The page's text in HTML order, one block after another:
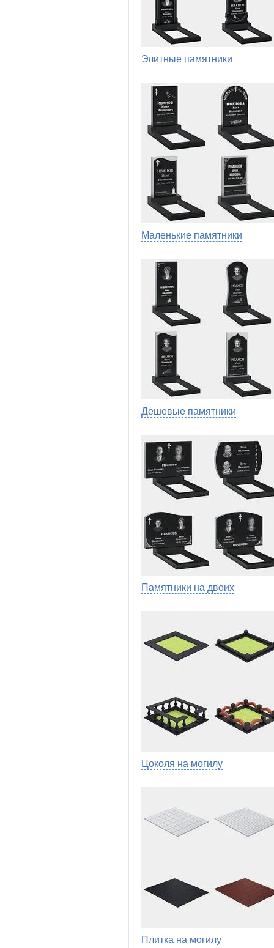
Элитные памятники
Маленькие памятники
Дешевые памятники
Памятники на двоих
Цоколя на могилу
Плитка на могилу